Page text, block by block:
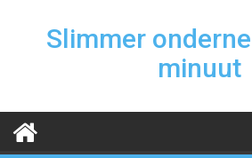
Slimmer
minuut